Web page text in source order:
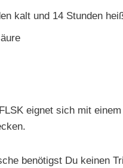
kalt und 14 Stunden
eignet sich mit
benötigst Du keinen